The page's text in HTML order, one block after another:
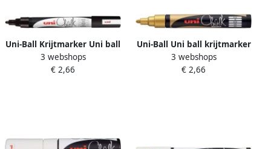
Uni-Ball Krijtmarker Uni ball
zwart ronde punt van 1 8 2
5 mm
3 webshops
€ 2,66
Uni-Ball Uni ball krijtmarker
goud ronde punt 1 8 2 5
mm
3 webshops
€ 2,66